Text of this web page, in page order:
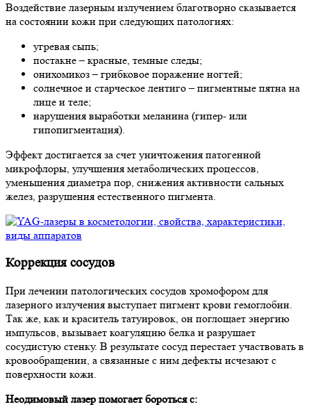
Воздействие лазерным излучением благотворно сказывается
на состоянии кожи при следующих патологиях:
угревая сыпь;
постакне – красные, темные следы;
онихомикоз – грибковое поражение ногтей;
солнечное и старческое лентиго – пигментные пятна на
лице и теле;
нарушения выработки меланина (гипер- или
гипопигментация).
Эффект достигается за счет уничтожения патогенной
микрофлоры, улучшения метаболических процессов,
уменьшения диаметра пор, снижения активности сальных
желез, разрушения естественного пигмента.
Коррекция сосудов
При лечении патологических сосудов хромофором для
лазерного излучения выступает пигмент крови гемоглобин.
Так же, как и краситель татуировок, он поглощает энергию
импульсов, вызывает коагуляцию белка и разрушает
сосудистую стенку. В результате сосуд перестает участвовать в
кровообращении, а связанные с ним дефекты исчезают с
поверхности кожи.
Неодимовый лазер помогает бороться с: